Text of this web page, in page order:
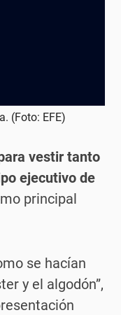
(Foto: EFE)
vestir tanto
ejecutivo de
principal
se hacían
y el algodón”,